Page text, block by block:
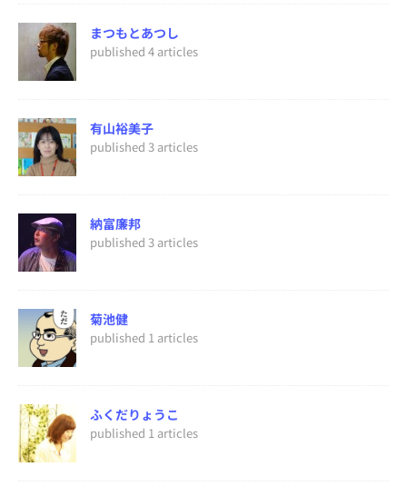
まつもとあつし
published 4 articles
有山裕美子
published 3 articles
納富廉邦
published 3 articles
菊池健
published 1 articles
ふくだりょうこ
published 1 articles